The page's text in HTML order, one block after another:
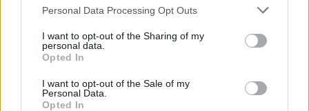
Personal Data Processing Opt Outs
I want to opt-out of the Sharing of my
personal data.
Opted In
I want to opt-out of the Sale of my
Personal Data.
Opted In